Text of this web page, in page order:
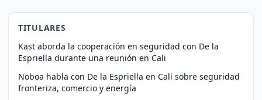
TITULARES
Kast aborda la cooperación en seguridad con De la
Espriella durante una reunión en Cali
Noboa habla con De la Espriella en Cali sobre seguridad
fronteriza, comercio y energía